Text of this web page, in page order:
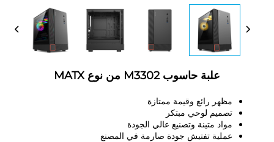
علبة حاسوب M3302 من نوع MATX
مظهر رائع وقيمة ممتازة
تصميم لوحي مبتكر
مواد متينة وتصنيع عالي الجودة
عملية تفتيش جودة صارمة في المصنع